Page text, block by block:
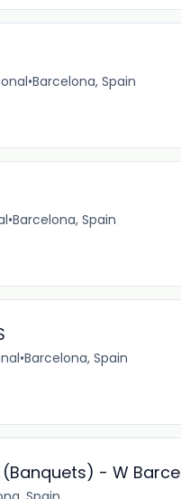
•Barcelona, Spain
•Barcelona, Spain
•Barcelona, Spain
- W